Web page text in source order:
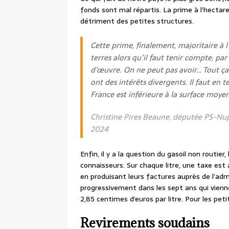
fonds sont mal répartis. La prime à
détriment des petites structures.
Cette prime, finalement, majoritaire à
terres alors qu’il faut tenir compte,
d’œuvre. On ne peut pas avoir… Tout
ont des intérêts divergents. Il faut en
France est inférieure à la surface
Christine Pires Beaune, députée PS-
2024
Enfin, il y a la question du gasoil non
connaisseurs. Sur chaque litre, une taxe
en produisant leurs factures auprès de
progressivement dans les sept ans qui
2,85 centimes d’euros par litre. Pour les
Revirements soudains